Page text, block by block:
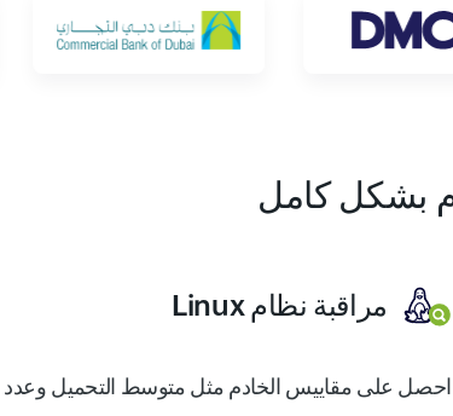
بشكل كامل
مراقبة نظام Linux
احصل على مقاييس الخادم مثل متوسط التحميل